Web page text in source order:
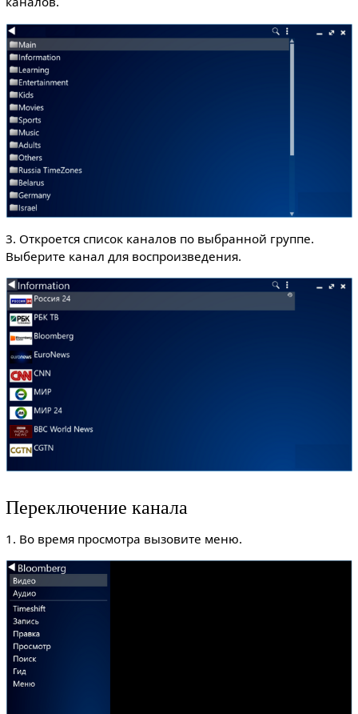
3. Откроется список каналов по выбранной группе.
Выберите канал для воспроизведения.
Переключение канала
1. Во время просмотра вызовите меню.